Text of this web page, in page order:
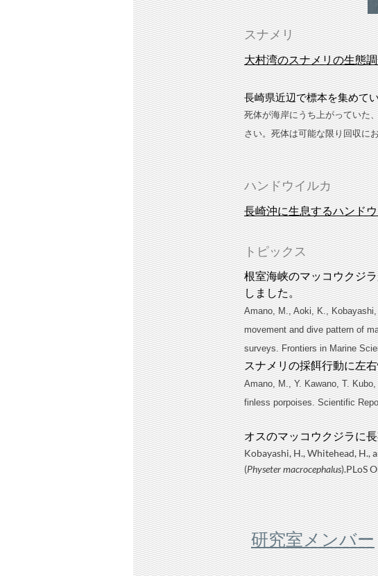
スナメリ
大村湾のスナメリの生態
長崎県近辺で標本を集めて
死体が海岸にうち上がっていた
さい。死体は可能な限り回収に
ハンドウイルカ
長崎沖に生息するハンド
トピックス
根室海峡のマッコウクジ
しました。
Amano, M., Aoki, K.,
movement and dive pattern of
surveys. Frontiers in Marine
スナメリの採餌行動に左
Amano, M., Y. Kawano, T.
finless porpoises. Scientific
オスのマッコウクジラに
Kobayashi, H., Whitehead, H.,
(Physeter macrocephalus).PLoS
研究室メンバー